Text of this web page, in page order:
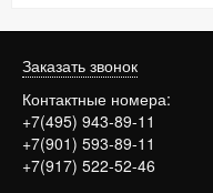
Заказать звонок
Контактные номера:
+7(495) 943-89-11
+7(901) 593-89-11
+7(917) 522-52-46